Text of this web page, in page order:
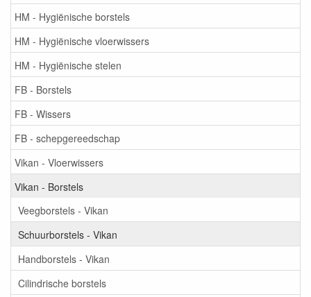
HM - Hygiënische borstels
HM - Hygiënische vloerwissers
HM - Hygiënische stelen
FB - Borstels
FB - Wissers
FB - schepgereedschap
Vikan - Vloerwissers
Vikan - Borstels
Veegborstels - Vikan
Schuurborstels - Vikan
Handborstels - Vikan
Cilindrische borstels